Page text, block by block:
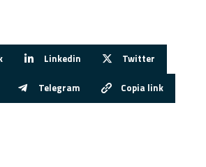
Linkedin Twitter
Telegram Copia link